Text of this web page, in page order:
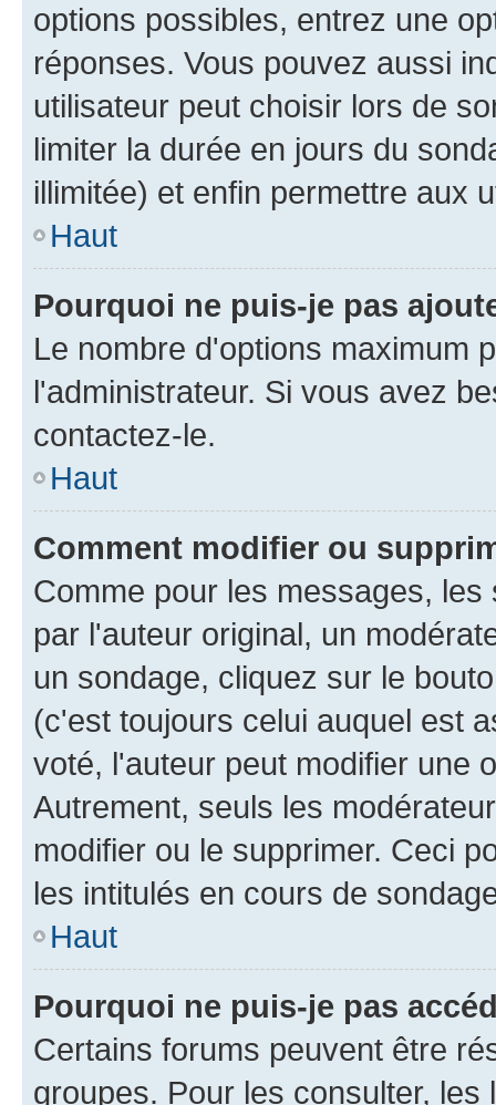
options possibles, entrez une
réponses. Vous pouvez aussi
utilisateur peut choisir lors de
limiter la durée en jours du
illimitée) et enfin permettre aux
Haut
Pourquoi ne puis-je pas
Le nombre d'options maximum
l'administrateur. Si vous avez
contactez-le.
Haut
Comment modifier ou
Comme pour les messages,
par l'auteur original, un
un sondage, cliquez sur le
(c'est toujours celui auquel est
voté, l'auteur peut modifier une
Autrement, seuls les
modifier ou le supprimer. Ceci
les intitulés en cours de
Haut
Pourquoi ne puis-je pas
Certains forums peuvent être
groupes. Pour les consulter,